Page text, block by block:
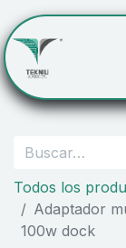
Todos los
Adaptador
100w dock